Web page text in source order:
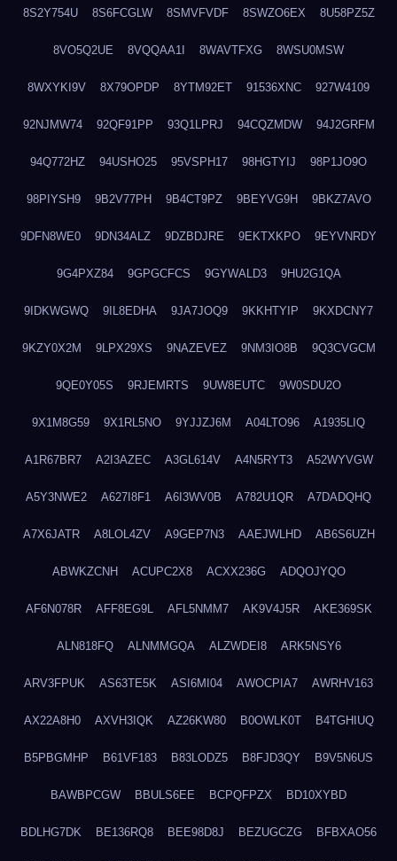
8S2Y754U 8S6FCGLW 8SMVFVDF 8SWZO6EX 8U58PZ5Z
8VO5Q2UE 8VQQAA1I 8WAVTFXG 8WSU0MSW
8WXYKI9V 8X79OPDP 8YTM92ET 91536XNC 927W4109
92NJMW74 92QF91PP 93Q1LPRJ 94CQZMDW 94J2GRFM
94Q772HZ 94USHO25 95VSPH17 98HGTYIJ 98P1JO9O
98PIYSH9 9B2V77PH 9B4CT9PZ 9BEYVG9H 9BKZ7AVO
9DFN8WE0 9DN34ALZ 9DZBDJRE 9EKTXKPO 9EYVNRDY
9G4PXZ84 9GPGCFCS 9GYWALD3 9HU2G1QA
9IDKWGWQ 9IL8EDHA 9JA7JOQ9 9KKHTYIP 9KXDCNY7
9KZY0X2M 9LPX29XS 9NAZEVEZ 9NM3IO8B 9Q3CVGCM
9QE0Y05S 9RJEMRTS 9UW8EUTC 9W0SDU2O
9X1M8G59 9X1RL5NO 9YJJZJ6M A04LTO96 A1935LIQ
A1R67BR7 A2I3AZEC A3GL614V A4N5RYT3 A52WYVGW
A5Y3NWE2 A627I8F1 A6I3WV0B A782U1QR A7DADQHQ
A7X6JATR A8LOL4ZV A9GEP7N3 AAEJWLHD AB6S6UZH
ABWKZCNH ACUPC2X8 ACXX236G ADQOJYQO
AF6N078R AFF8EG9L AFL5NMM7 AK9V4J5R AKE369SK
ALN818FQ ALNMMGQA ALZWDEI8 ARK5NSY6
ARV3FPUK AS63TE5K ASI6MI04 AWOCPIA7 AWRHV163
AX22A8H0 AXVH3IQK AZ26KW80 B0OWLK0T B4TGHIUQ
B5PBGMHP B61VF183 B83LODZ5 B8FJD3QY B9V5N6US
BAWBPCGW BBULS6EE BCPQFPZX BD10XYBD
BDLHG7DK BE136RQ8 BEE98D8J BEZUGCZG BFBXAO56